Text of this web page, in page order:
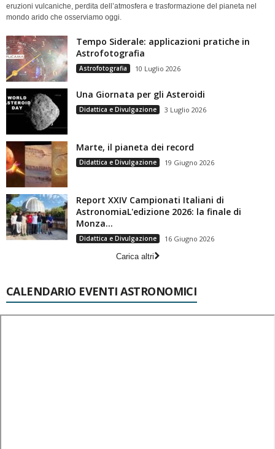
eruzioni vulcaniche, perdita dell’atmosfera e trasformazione del pianeta nel
mondo arido che osserviamo oggi.
Tempo Siderale: applicazioni pratiche in
Astrofotografia
Astrofotografia 10 Luglio 2026
Una Giornata per gli Asteroidi
Didattica e Divulgazione 3 Luglio 2026
Marte, il pianeta dei record
Didattica e Divulgazione 19 Giugno 2026
Report XXIV Campionati Italiani di
AstronomiaL'edizione 2026: la finale di
Monza...
Didattica e Divulgazione
16 Giugno 2026
Carica altri
CALENDARIO EVENTI ASTRONOMICI